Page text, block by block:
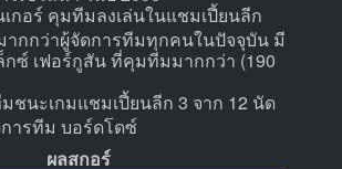
เกอร์ คุมทีมลงเล่นในแชมเปี้ยนลีก
ากกว่าผู้จัดการทีมทุกคนในปัจจุบัน มี
กซ์ เฟอร์กูสัน ที่คุมทีมมากกว่า (190
ชนะเกมแชมเปี้ยนลีก 3 จาก 12 นัด
ารทีม บอร์ดโดซ์
ผลสกอร์